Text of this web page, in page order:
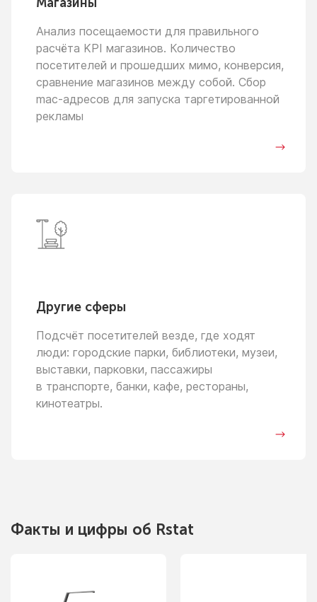
Анализ посещаемости для правильного
расчёта KPI магазинов. Количество
посетителей и прошедших мимо, конверсия,
сравнение магазинов между собой. Сбор
mac-адресов для запуска таргетированной
рекламы
Другие сферы
Подсчёт посетителей везде, где ходят
люди: городские парки, библиотеки, музеи,
выставки, парковки, пассажиры
в транспорте, банки, кафе, рестораны,
кинотеатры.
Факты и цифры об Rstat